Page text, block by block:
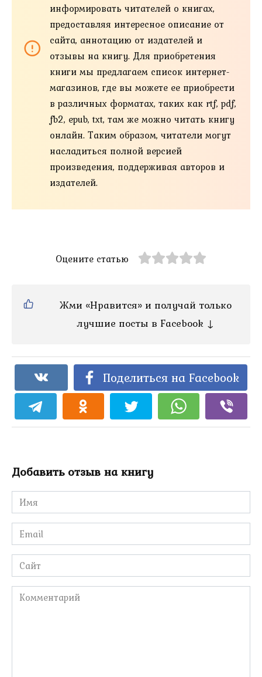
информировать читателей о книгах,
предоставляя интересное описание от
сайта, аннотацию от издателей и
отзывы на книгу. Для приобретения
книги мы предлагаем список интернет-
магазинов, где вы можете ее приобрести
в различных форматах, таких как rtf, pdf,
fb2, epub, txt, там же можно читать книгу
онлайн. Таким образом, читатели могут
насладиться полной версией
произведения, поддерживая авторов и
издателей.
Оцените статью
Жми «Нравится» и получай только
лучшие посты в Facebook ↓
Поделиться на Facebook
Добавить отзыв на книгу
Имя
*
Email
*
Сайт
Комментарий